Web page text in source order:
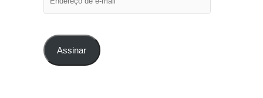
de
Assinar